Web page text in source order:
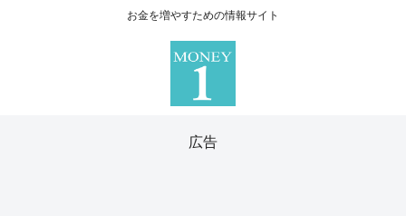
お金を増やすための情報サイト
広告